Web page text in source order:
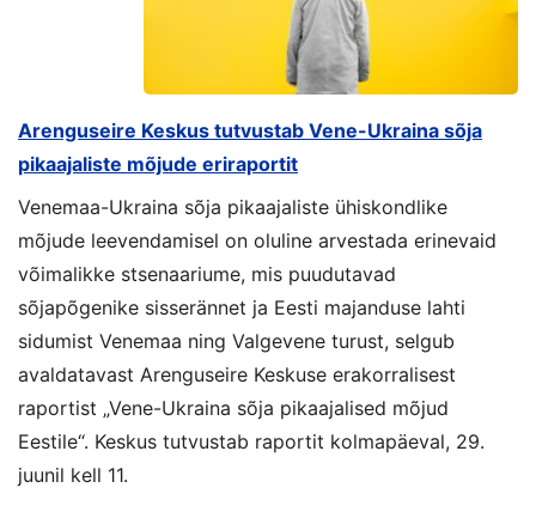
Arenguseire Keskus tutvustab Vene-Ukraina sõja
pikaajaliste mõjude eriraportit
Venemaa-Ukraina sõja pikaajaliste ühiskondlike
mõjude leevendamisel on oluline arvestada erinevaid
võimalikke stsenaariume, mis puudutavad
sõjapõgenike sisserännet ja Eesti majanduse lahti
sidumist Venemaa ning Valgevene turust, selgub
avaldatavast Arenguseire Keskuse erakorralisest
raportist „Vene-Ukraina sõja pikaajalised mõjud
Eestile“. Keskus tutvustab raportit kolmapäeval, 29.
juunil kell 11.